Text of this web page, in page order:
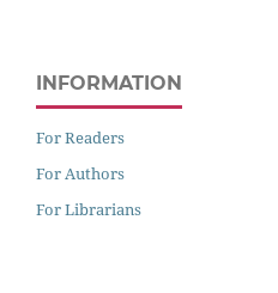
INFORMATION
For Readers
For Authors
For Librarians